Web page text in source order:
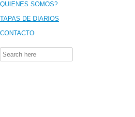
QUIENES SOMOS?
TAPAS DE DIARIOS
CONTACTO
Search
for: